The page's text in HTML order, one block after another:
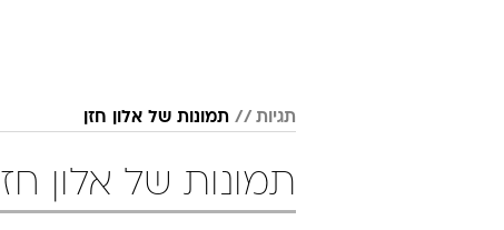
תגיות תמונות של אלון חזן
תמונות של אלון חזן